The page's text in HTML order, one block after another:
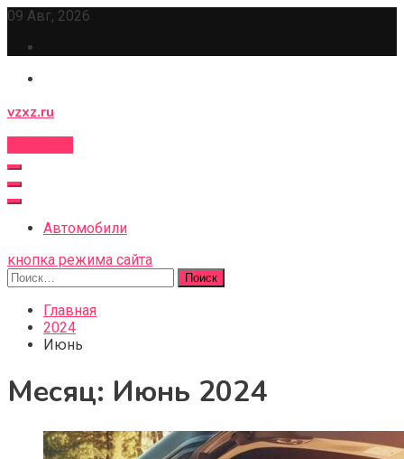
Перейти
содержимому
09 Авг, 2026
vzxz.ru
Автомобили
кнопка режима сайта
Найти:
Главная
2024
Июнь
Месяц: Июнь 2024